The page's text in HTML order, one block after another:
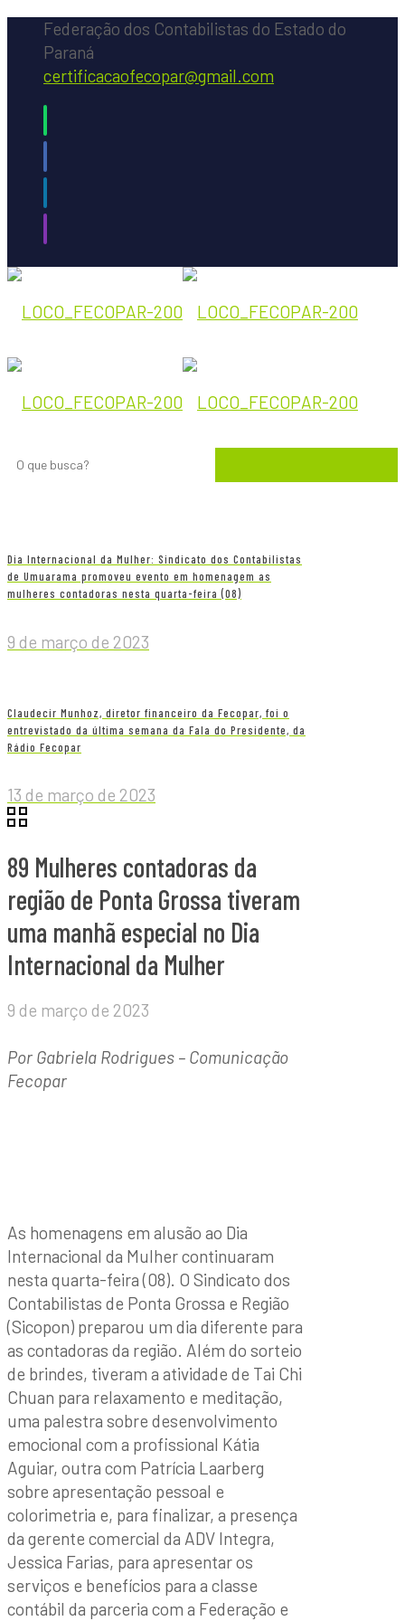
Federação dos Contabilistas do Estado do
Paraná
certificacaofecopar@gmail.com
Dia Internacional da Mulher: Sindicato dos Contabilistas
de Umuarama promoveu evento em homenagem as
mulheres contadoras nesta quarta-feira (08)
9 de março de 2023
Claudecir Munhoz, diretor financeiro da Fecopar, foi o
entrevistado da última semana da Fala do Presidente, da
Rádio Fecopar
13 de março de 2023
89 Mulheres contadoras da
região de Ponta Grossa tiveram
uma manhã especial no Dia
Internacional da Mulher
9 de março de 2023
Por Gabriela Rodrigues – Comunicação
Fecopar
As homenagens em alusão ao Dia
Internacional da Mulher continuaram
nesta quarta-feira (08). O Sindicato dos
Contabilistas de Ponta Grossa e Região
(Sicopon) preparou um dia diferente para
as contadoras da região. Além do sorteio
de brindes, tiveram a atividade de Tai Chi
Chuan para relaxamento e meditação,
uma palestra sobre desenvolvimento
emocional com a profissional Kátia
Aguiar, outra com Patrícia Laarberg
sobre apresentação pessoal e
colorimetria e, para finalizar, a presença
da gerente comercial da ADV Integra,
Jessica Farias, para apresentar os
serviços e benefícios para a classe
contábil da parceria com a Federação e